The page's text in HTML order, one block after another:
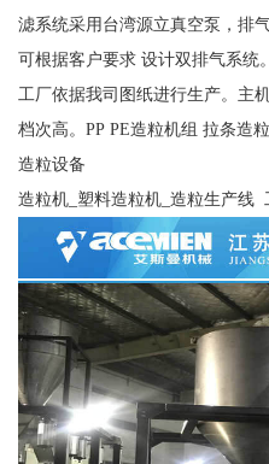
滤系统采用台湾源立真空泵，排
可根据客户要求 设计双排气系统
工厂依据我司图纸进行生产。主
档次高。PP PE造粒机组 拉条造
造粒设备
造粒机_塑料造粒机_造粒生产线